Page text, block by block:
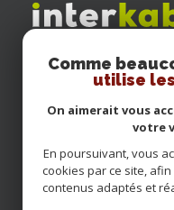
nos partenaires
Comme
utilise
On aimerait vous
votre
En poursuivant, vous
cookies par ce site,
contenus adaptés et